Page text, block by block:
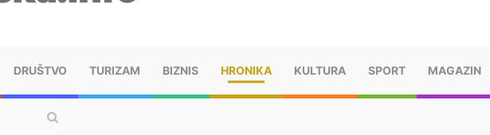
DRUŠTVO TURIZAM BIZNIS HRONIKA KULTURA SPORT MAGAZIN